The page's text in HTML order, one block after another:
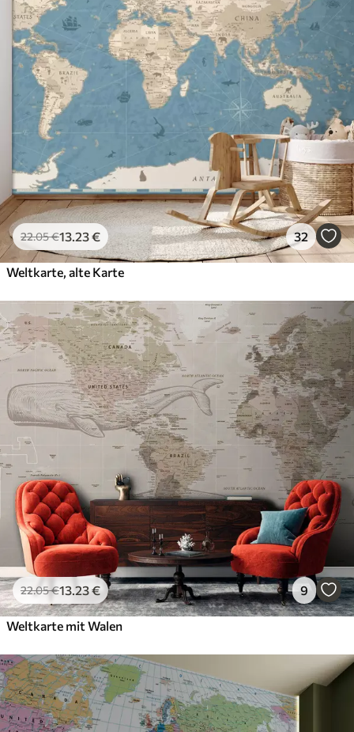
22.05€13.23€ 32
Weltkarte, alte Karte
22.05€13 .23€ 9
Weltkarte mit Walen